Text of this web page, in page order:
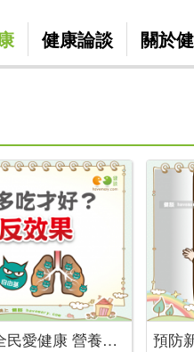
健康論談 關於
維生素C的好處與禁忌｜全民愛健康 營養素篇17